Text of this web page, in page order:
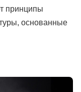
принципы
основанные